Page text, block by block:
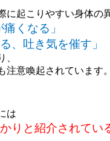
に起こりやすい身体の
痛くなる」
、吐き気を催す」
、
注意喚起されています。
は
りと紹介されてい